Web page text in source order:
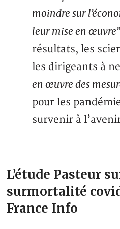
moindre sur
leur mise en
résultats, les
les dirigeants à ne
en œuvre des
pour les
survenir à
L’étude Pasteur
surmortalité
France Info